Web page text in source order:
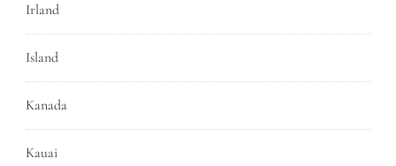
Irland
Island
Kanada
Kauai